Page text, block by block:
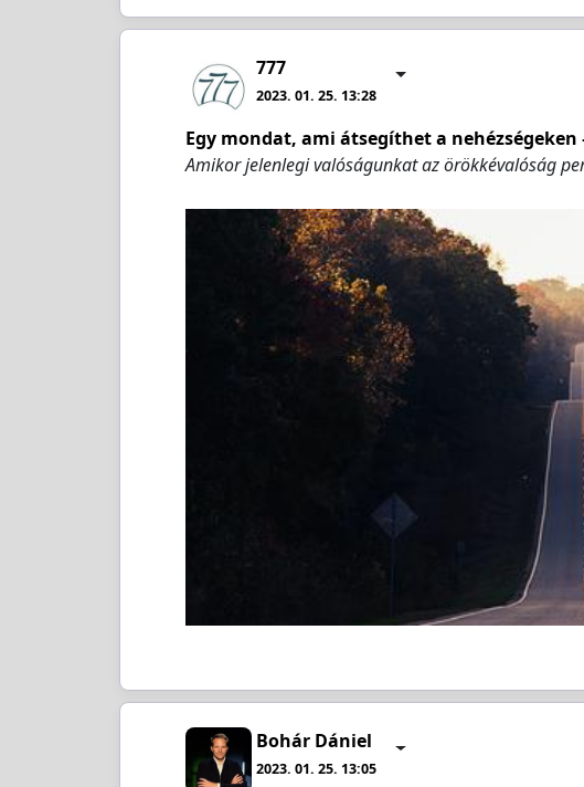
777
2023. 01. 25. 13:28
Egy mondat, ami átsegíthet a nehézségeken
Amikor jelenlegi valóságunkat az örökkévalóság
Bohár Dániel
2023. 01. 25. 13:05